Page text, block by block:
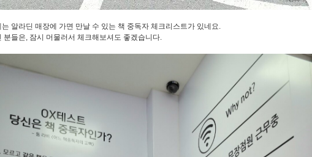
는 알라딘 매장에 가면 만날 수 있는 책 중독자 체크리스트가 있네요.
분들은, 잠시 머물러서 체크해보셔도 좋겠습니다.